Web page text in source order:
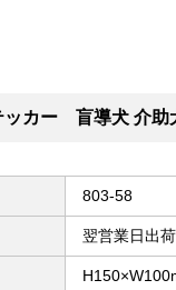
ッカー 盲導犬 介
803-58
翌営業日出荷